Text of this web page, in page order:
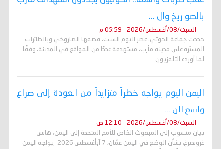
بالصواريخ وال ...
السبت/08/أغسطس/2026 - 05:59 م
جددت جماعة الحوثي، عصر اليوم السبت، قصفها الصاروخي وبالطائرات
المسيّرة على مدينة مأرب، مستهدفة عددًا من المواقع في المدينة، وفقًا
لما أورده التلفزيون
اليمن اليوم يواجه خطراً متزايداً من العودة إلى صراع
واسع الن ...
السبت/08/أغسطس/2026 - 12:10 ص
بيان منسوب إلى المبعوث الخاص للأمم المتحدة إلى اليمن، هانس
غروندبرغ، بشأن الوضع في اليمن عمّان، 7 آبأغسطس 2026- يواجه اليمن